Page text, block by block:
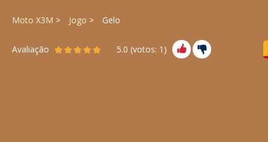
Moto X3M Jogo Gelo
Avaliação 5.0 (votos: 1 )